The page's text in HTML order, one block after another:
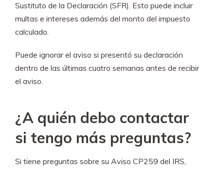
Sustituto de la Declaración (SFR). Esto puede incluir
multas e intereses además del monto del impuesto
calculado.
Puede ignorar el aviso si presentó su declaración
dentro de las últimas cuatro semanas antes de recibir
el aviso.
¿A quién debo contactar
si tengo más preguntas?
Si tiene preguntas sobre su Aviso CP259 del IRS,